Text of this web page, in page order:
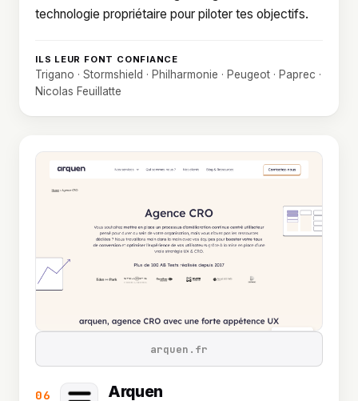
technologie propriétaire pour piloter tes objectifs.
ILS LEUR FONT CONFIANCE
Trigano · Stormshield · Philharmonie · Peugeot · Paprec ·
Nicolas Feuillatte
06 Arquen
arquen.fr